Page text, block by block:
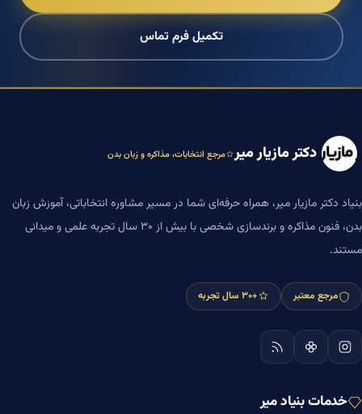
تکمیل فرم تماس
دکتر مازیار میر مرجع انتخابات، مذاکره و زبان بدن
بنیاد دکتر مازیار میر، همراه حرفه‌ای شما در مسیر مشاوره انتخاباتی، آموزش زبان
بدن، فنون مذاکره و برندسازی شخصی با بیش از ۳۰ سال تجربه علمی و میدانی
مستند.
مرجع معتبر +۳۰ سال تجربه
خدمات بنیاد میر